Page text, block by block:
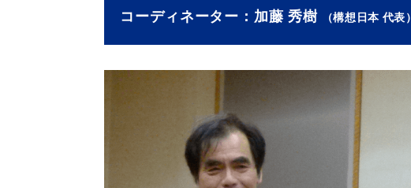
コーディネーター：加藤 秀樹 （構想日本 代表）